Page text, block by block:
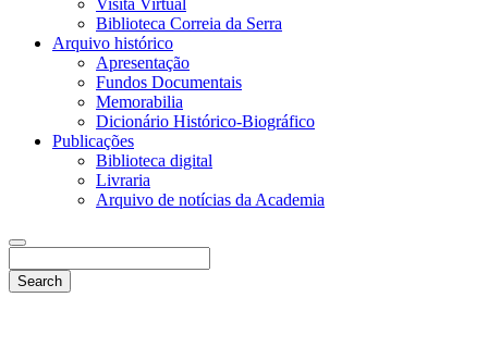
Biblioteca Correia da Serra
Arquivo histórico
Apresentação
Fundos Documentais
Memorabilia
Dicionário Histórico-Biográfico
Publicações
Biblioteca digital
Livraria
Arquivo de notícias da Academia